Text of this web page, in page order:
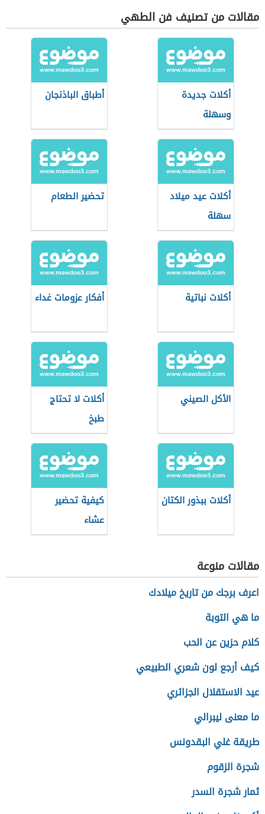
مقالات من تصنيف فن الطهي
أكلات جديدة
وسهلة
أطباق الباذنجان
أكلات عيد ميلاد
سهلة
تحضير الطعام
أكلات نباتية أفكار عزومات غداء
الأكل الصيني
أكلات لا تحتاج
طبخ
أكلات ببذور الكتان
كيفية تحضير
عشاء
مقالات منوعة
اعرف برجك من تاريخ ميلادك
ما هي التوبة
كلام حزين عن الحب
كيف أرجع لون شعري الطبيعي
عيد الاستقلال الجزائري
ما معنى ليبرالي
طريقة غلي البقدونس
شجرة الزقوم
ثمار شجرة السدر